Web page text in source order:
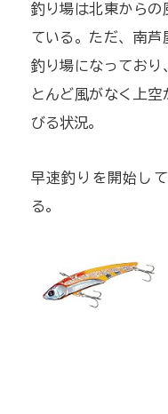
釣り場は北東からの
ている。ただ、南
釣り場になっており
とんど風がなく上
びる状況。
早速釣りを開始し
る。